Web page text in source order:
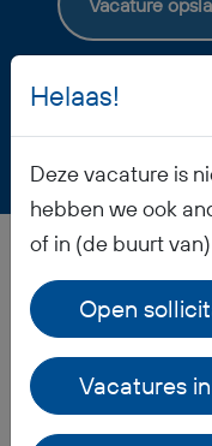
Wanneer ontvang
Helaas!
Deze vacature is
hebben we ook
of in (de buurt
Open
Vacatures